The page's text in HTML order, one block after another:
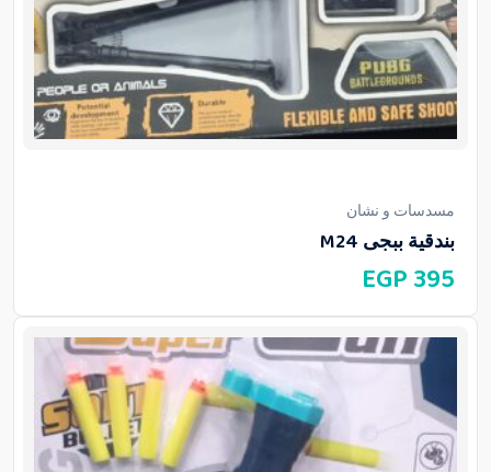
مسدسات و نشان
بندقية ببجى M24
395
EGP